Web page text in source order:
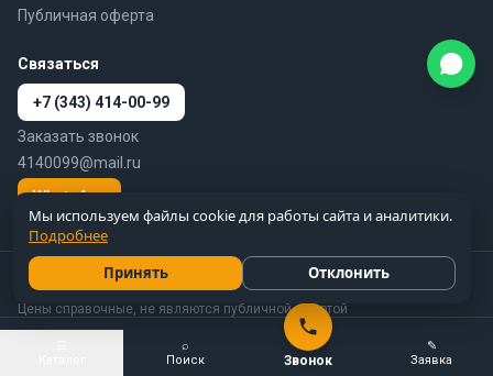
Публичная оферта
Связаться
+7 (343) 414-00-99
Заказать звонок
4140099@mail.ru
WhatsApp
© 2010–2026 777-gidra.ru · Гидравлика — поставка гидравлики и
пневматики по России
Цены справочные, не являются публичной офертой
Цены и вся информация на сайте 777-gidra.ru носят справочный
характер и не являются публичной офертой.
Подробнее
⌕
Поиск
Звонок
✎
Заявка
Мы используем файлы cookie для работы сайта и аналитики.
Подробнее
Принять
Отклонить